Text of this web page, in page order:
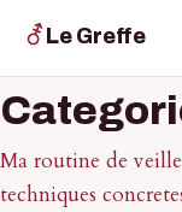
⚦ Le Greffe
Ma routine de
techniques